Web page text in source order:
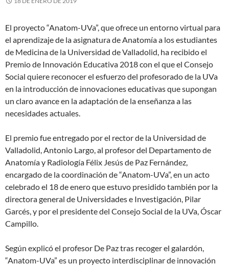
El proyecto “Anatom-UVa”, que ofrece un entorno virtual para
el aprendizaje de la asignatura de Anatomía a los estudiantes
de Medicina de la Universidad de Valladolid, ha recibido el
Premio de Innovación Educativa 2018 con el que el Consejo
Social quiere reconocer el esfuerzo del profesorado de la UVa
en la introducción de innovaciones educativas que supongan
un claro avance en la adaptación de la enseñanza a las
necesidades actuales.
El premio fue entregado por el rector de la Universidad de
Valladolid, Antonio Largo, al profesor del Departamento de
Anatomía y Radiología Félix Jesús de Paz Fernández,
encargado de la coordinación de “Anatom-UVa”, en un acto
celebrado el 18 de enero que estuvo presidido también por la
directora general de Universidades e Investigación, Pilar
Garcés, y por el presidente del Consejo Social de la UVa, Óscar
Campillo.
Según explicó el profesor De Paz tras recoger el galardón,
“Anatom-UVa” es un proyecto interdisciplinar de innovación